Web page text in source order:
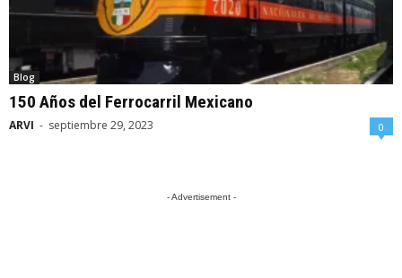
Blog
150 Años del Ferrocarril Mexicano
ARVI - septiembre 29, 2023 0
- Advertisement -